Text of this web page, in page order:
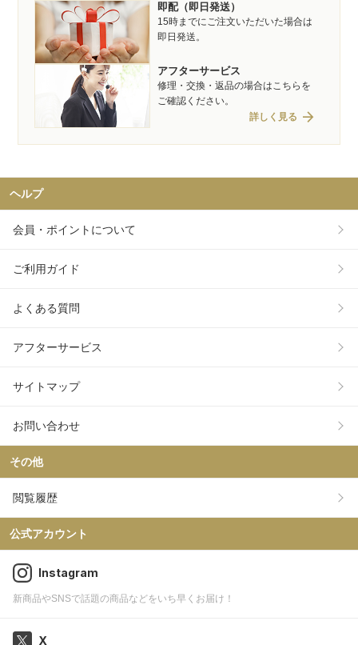
即配（即日発送）
15時までにご注文いただいた場合は
即日発送。
アフターサービス
修理・交換・返品の場合はこちらを
ご確認ください。
詳しく見る arrow_forward
ヘルプ
会員・ポイントについて
ご利用ガイド
よくある質問
アフターサービス
サイトマップ
お問い合わせ
その他
閲覧履歴
公式アカウント
Instagram
新商品やSNSで話題の商品などをいち早くお届け！
X